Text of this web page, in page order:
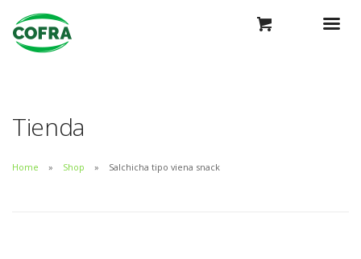
Tienda
Home Shop Salchicha tipo viena snack